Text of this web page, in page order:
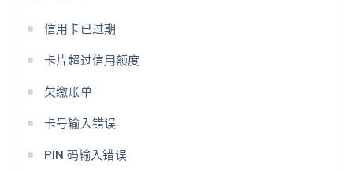
信用卡已过期
卡片超过信用额度
欠缴账单
卡号输入错误
PIN 码输入错误